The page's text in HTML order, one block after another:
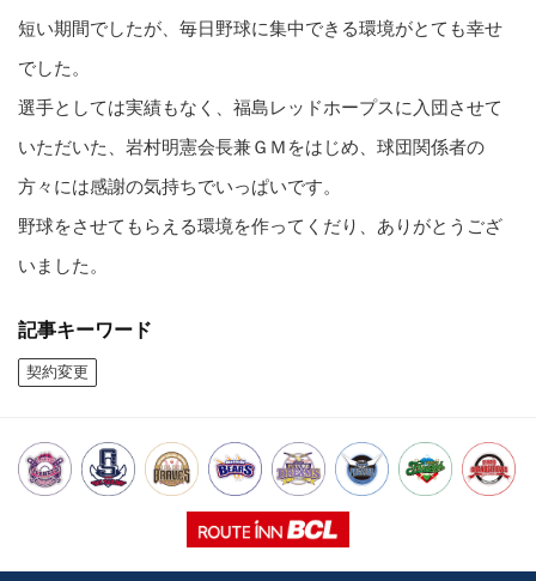
短い期間でしたが、毎日野球に集中できる環境がとても幸せ
でした。
選手としては実績もなく、福島レッドホープスに入団させて
いただいた、岩村明憲会長兼ＧＭをはじめ、球団関係者の
方々には感謝の気持ちでいっぱいです。
野球をさせてもらえる環境を作ってくだり、ありがとうござ
いました。
記事キーワード
契約変更